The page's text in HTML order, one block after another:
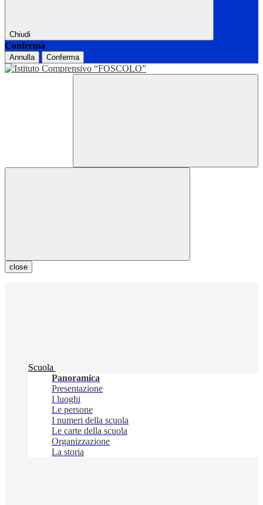
Chiudi
Conferma
Annulla Conferma
close
Scuola
Panoramica
Presentazione
I luoghi
Le persone
I numeri della scuola
Le carte della scuola
Organizzazione
La storia